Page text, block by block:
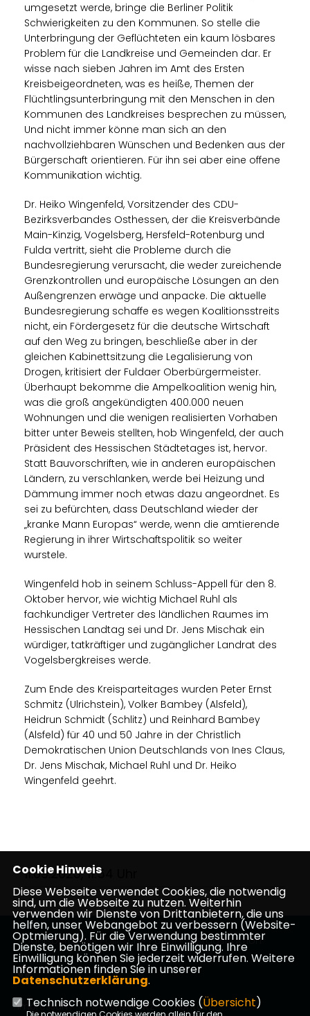
umgesetzt werde, bringe die Berliner Politik
Schwierigkeiten zu den Kommunen. So stelle die
Unterbringung der Geflüchteten ein kaum lösbares
Problem für die Landkreise und Gemeinden dar. Er
wisse nach sieben Jahren im Amt des Ersten
Kreisbeigeordneten, was es heiße, Themen der
Flüchtlingsunterbringung mit den Menschen in den
Kommunen des Landkreises besprechen zu müssen,
Und nicht immer könne man sich an den
nachvollziehbaren Wünschen und Bedenken aus der
Bürgerschaft orientieren. Für ihn sei aber eine offene
Kommunikation wichtig.
Dr. Heiko Wingenfeld, Vorsitzender des CDU-
Bezirksverbandes Osthessen, der die Kreisverbände
Main-Kinzig, Vogelsberg, Hersfeld-Rotenburg und
Fulda vertritt, sieht die Probleme durch die
Bundesregierung verursacht, die weder zureichende
Grenzkontrollen und europäische Lösungen an den
Außengrenzen erwäge und anpacke. Die aktuelle
Bundesregierung schaffe es wegen Koalitionsstreits
nicht, ein Fördergesetz für die deutsche Wirtschaft
auf den Weg zu bringen, beschließe aber in der
gleichen Kabinettsitzung die Legalisierung von
Drogen, kritisiert der Fuldaer Oberbürgermeister.
Überhaupt bekomme die Ampelkoalition wenig hin,
was die groß angekündigten 400.000 neuen
Wohnungen und die wenigen realisierten Vorhaben
bitter unter Beweis stellten, hob Wingenfeld, der auch
Präsident des Hessischen Städtetages ist, hervor.
Statt Bauvorschriften, wie in anderen europäischen
Ländern, zu verschlanken, werde bei Heizung und
Dämmung immer noch etwas dazu angeordnet. Es
sei zu befürchten, dass Deutschland wieder der
kranke Mann Europas“ werde, wenn die amtierende
Regierung in ihrer Wirtschaftspolitik so weiter
wurstele.
Wingenfeld hob in seinem Schluss-Appell für den 8.
Oktober hervor, wie wichtig Michael Ruhl als
fachkundiger Vertreter des ländlichen Raumes im
Hessischen Landtag sei und Dr. Jens Mischak ein
würdiger, tatkräftiger und zugänglicher Landrat des
Vogelsbergkreises werde.
Zum Ende des Kreisparteitages wurden Peter Ernst
Schmitz (Ulrichstein), Volker Bambey (Alsfeld),
Heidrun Schmidt (Schlitz) und Reinhard Bambey
(Alsfeld) für 40 und 50 Jahre in der Christlich
Demokratischen Union Deutschlands von Ines Claus,
Dr. Jens Mischak, Michael Ruhl und Dr. Heiko
Wingenfeld geehrt.
11.09.2023, 11:54 Uhr
Vogelsbergkreis Politische Partei Kreistagsfraktion
Impressum Datenschutz Kontakt
Cookie Hinweis
Diese Webseite verwendet Cookies, die notwendig
sind, um die Webseite zu nutzen. Weiterhin
verwenden wir Dienste von Drittanbietern, die uns
helfen, unser Webangebot zu verbessern (Website-
Optmierung). Für die Verwendung bestimmter
Dienste, benötigen wir Ihre Einwilligung. Ihre
Einwilligung können Sie jederzeit widerrufen. Weitere
Informationen finden Sie in unserer
Datenschutzerklärung.
Technisch notwendige Cookies (Übersicht)